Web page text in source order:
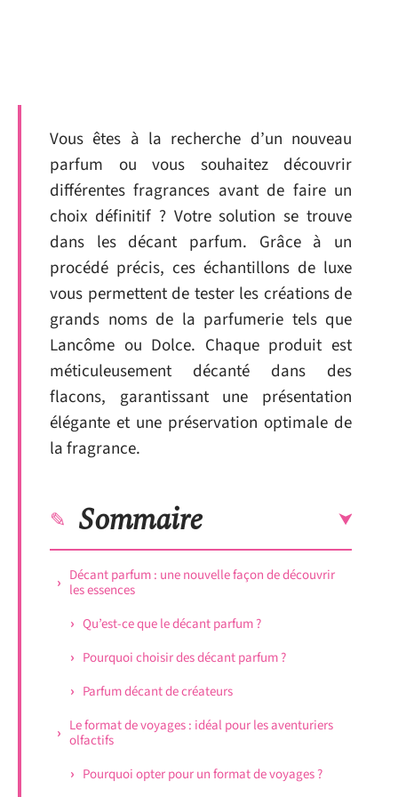
Vous êtes à la recherche d’un nouveau
parfum ou vous souhaitez découvrir
différentes fragrances avant de faire un
choix définitif ? Votre solution se trouve
dans les décant parfum. Grâce à un
procédé précis, ces échantillons de luxe
vous permettent de tester les créations de
grands noms de la parfumerie tels que
Lancôme ou Dolce. Chaque produit est
méticuleusement décanté dans des
flacons, garantissant une présentation
élégante et une préservation optimale de
la fragrance.
Sommaire
Décant parfum : une nouvelle façon de découvrir
les essences
Qu’est-ce que le décant parfum ?
Pourquoi choisir des décant parfum ?
Parfum décant de créateurs
Le format de voyages : idéal pour les aventuriers
olfactifs
Pourquoi opter pour un format de voyages ?